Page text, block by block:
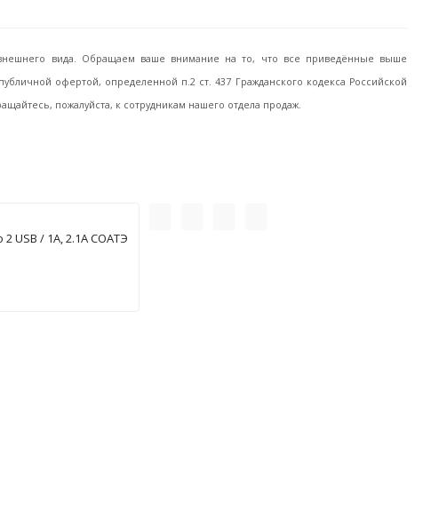
внешнего вида. Обращаем ваше внимание на то, что все приведённые выше
офертой, определенной п.2 ст. 437 Гражданского кодекса Российской
пожалуйста, к сотрудникам нашего отдела продаж.
USB / 1А, 2.1А СОАТЭ